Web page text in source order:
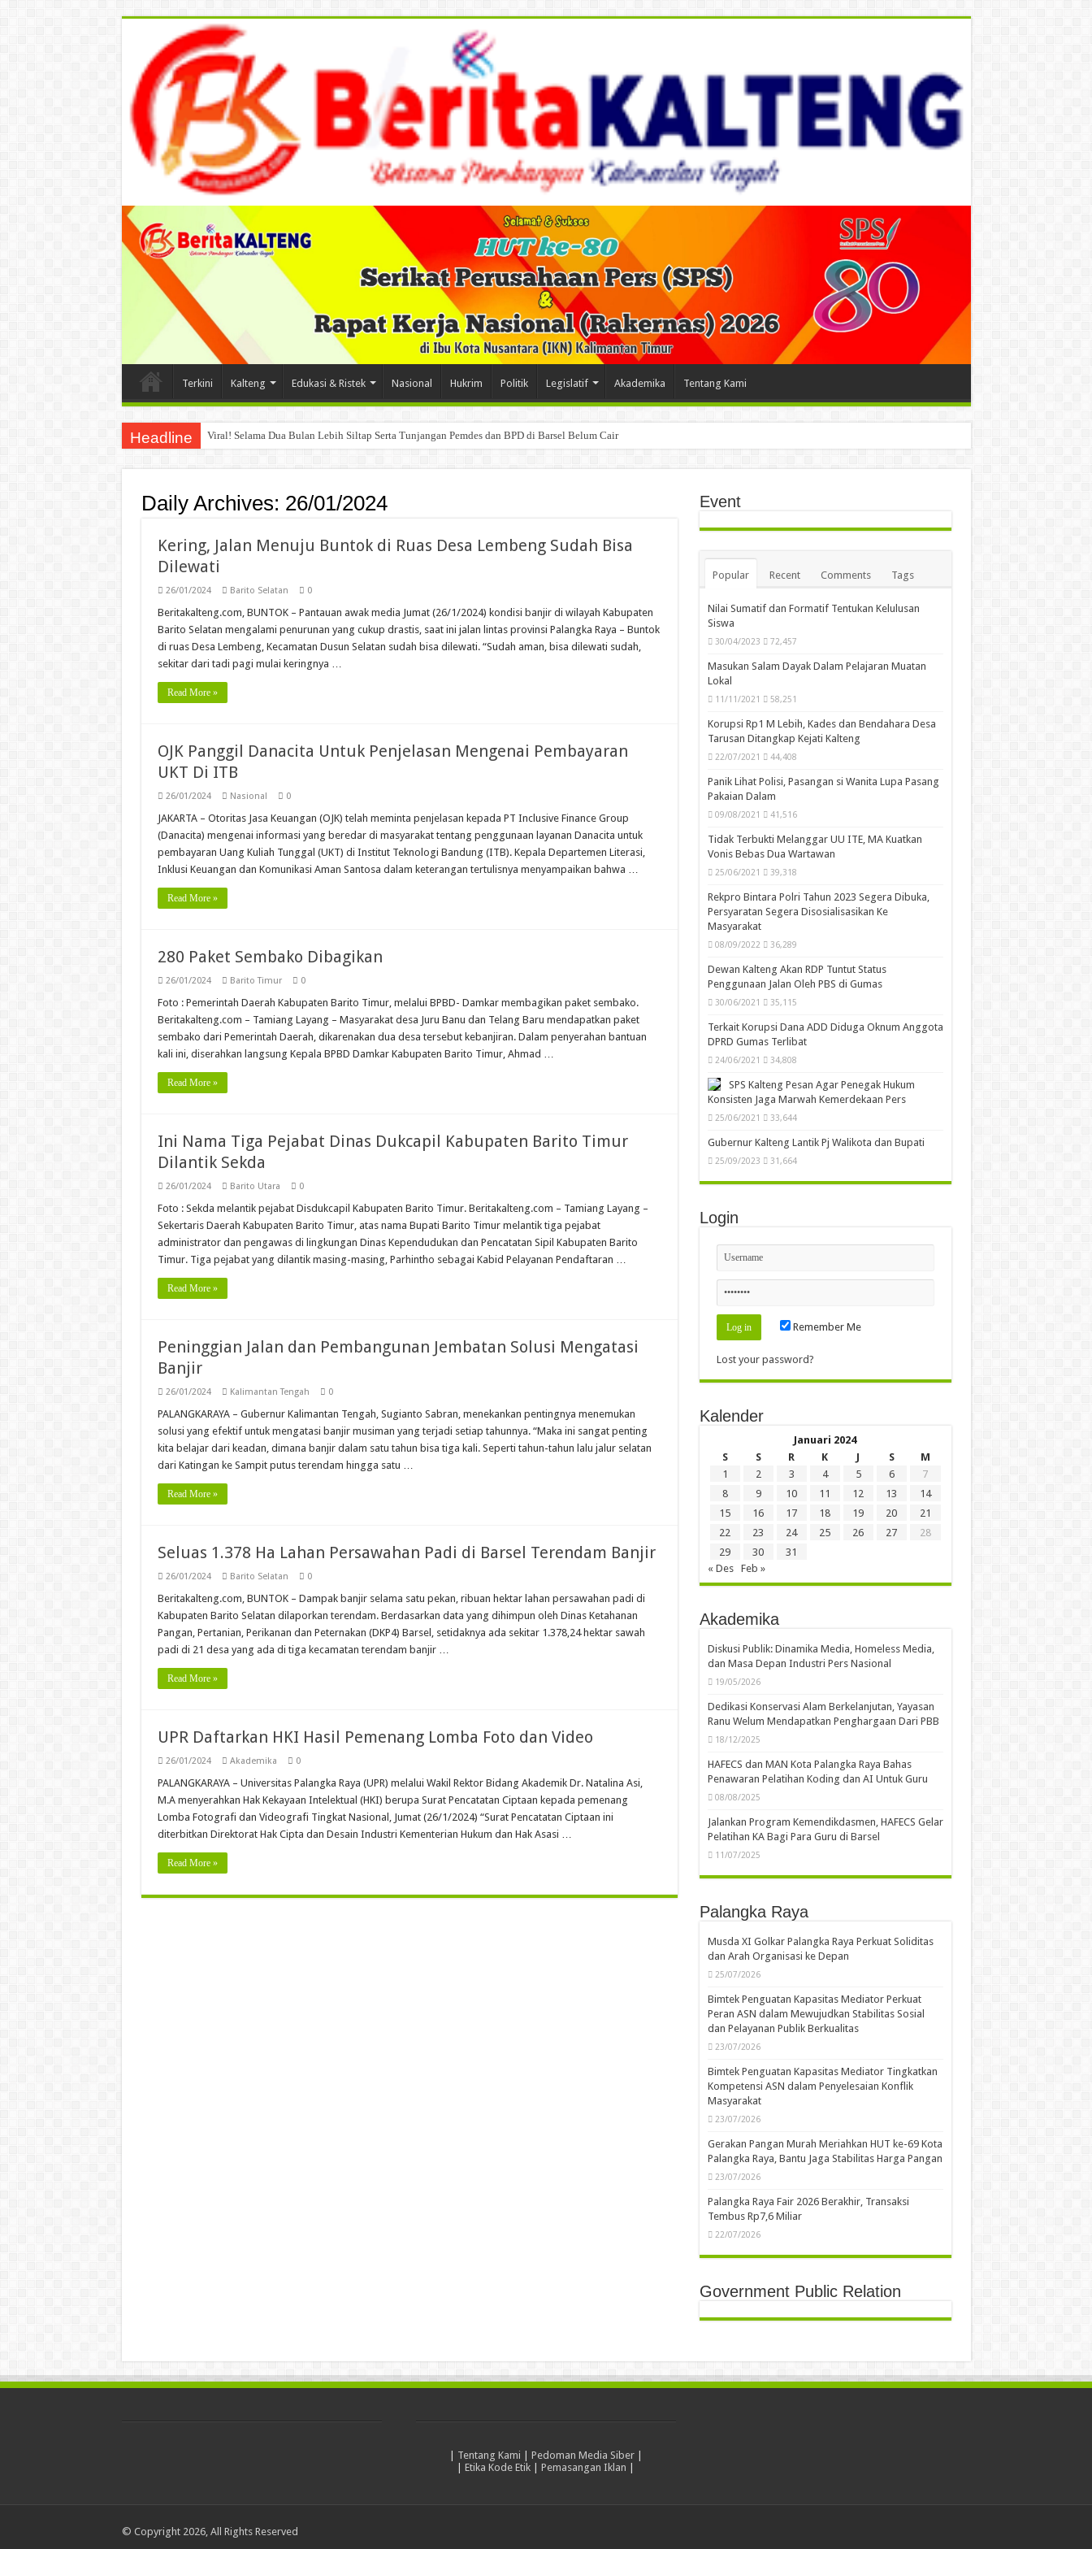
Terkini Kalteng Edukasi & Ristek Nasional Hukrim Politik Legislatif Akademika Tentang Kami
Headline Viral! Selama Dua Bulan Lebih Siltap Serta Tunjangan Pemdes dan BPD di Barsel Belum Cair
Daily Archives: 26/01/2024
Kering, Jalan Menuju Buntok di Ruas Desa Lembeng Sudah Bisa
Dilewati
26/01/2024 Barito Selatan 0
Beritakalteng.com, BUNTOK – Pantauan awak media Jumat (26/1/2024) kondisi banjir di wilayah Kabupaten
Barito Selatan mengalami penurunan yang cukup drastis, saat ini jalan lintas provinsi Palangka Raya – Buntok
di ruas Desa Lembeng, Kecamatan Dusun Selatan sudah bisa dilewati. “Sudah aman, bisa dilewati sudah,
sekitar dari tadi pagi mulai keringnya …
Read More »
OJK Panggil Danacita Untuk Penjelasan Mengenai Pembayaran
UKT Di ITB
26/01/2024 Nasional 0
JAKARTA – Otoritas Jasa Keuangan (OJK) telah meminta penjelasan kepada PT Inclusive Finance Group
(Danacita) mengenai informasi yang beredar di masyarakat tentang penggunaan layanan Danacita untuk
pembayaran Uang Kuliah Tunggal (UKT) di Institut Teknologi Bandung (ITB). Kepala Departemen Literasi,
Inklusi Keuangan dan Komunikasi Aman Santosa dalam keterangan tertulisnya menyampaikan bahwa …
Read More »
280 Paket Sembako Dibagikan
26/01/2024 Barito Timur 0
Foto : Pemerintah Daerah Kabupaten Barito Timur, melalui BPBD- Damkar membagikan paket sembako.
Beritakalteng.com – Tamiang Layang – Masyarakat desa Juru Banu dan Telang Baru mendapatkan paket
sembako dari Pemerintah Daerah, dikarenakan dua desa tersebut kebanjiran. Dalam penyerahan bantuan
kali ini, diserahkan langsung Kepala BPBD Damkar Kabupaten Barito Timur, Ahmad …
Read More »
Ini Nama Tiga Pejabat Dinas Dukcapil Kabupaten Barito Timur
Dilantik Sekda
26/01/2024 Barito Utara 0
Foto : Sekda melantik pejabat Disdukcapil Kabupaten Barito Timur. Beritakalteng.com – Tamiang Layang –
Sekertaris Daerah Kabupaten Barito Timur, atas nama Bupati Barito Timur melantik tiga pejabat
administrator dan pengawas di lingkungan Dinas Kependudukan dan Pencatatan Sipil Kabupaten Barito
Timur. Tiga pejabat yang dilantik masing-masing, Parhintho sebagai Kabid Pelayanan Pendaftaran …
Read More »
Peninggian Jalan dan Pembangunan Jembatan Solusi Mengatasi
Banjir
26/01/2024 Kalimantan Tengah 0
PALANGKARAYA – Gubernur Kalimantan Tengah, Sugianto Sabran, menekankan pentingnya menemukan
solusi yang efektif untuk mengatasi banjir musiman yang terjadi setiap tahunnya. “Maka ini sangat penting
kita belajar dari keadan, dimana banjir dalam satu tahun bisa tiga kali. Seperti tahun-tahun lalu jalur selatan
dari Katingan ke Sampit putus terendam hingga satu …
Read More »
Seluas 1.378 Ha Lahan Persawahan Padi di Barsel Terendam Banjir
26/01/2024 Barito Selatan 0
Beritakalteng.com, BUNTOK – Dampak banjir selama satu pekan, ribuan hektar lahan persawahan padi di
Kabupaten Barito Selatan dilaporkan terendam. Berdasarkan data yang dihimpun oleh Dinas Ketahanan
Pangan, Pertanian, Perikanan dan Peternakan (DKP4) Barsel, setidaknya ada sekitar 1.378,24 hektar sawah
padi di 21 desa yang ada di tiga kecamatan terendam banjir …
Read More »
UPR Daftarkan HKI Hasil Pemenang Lomba Foto dan Video
26/01/2024 Akademika 0
PALANGKARAYA – Universitas Palangka Raya (UPR) melalui Wakil Rektor Bidang Akademik Dr. Natalina Asi,
M.A menyerahkan Hak Kekayaan Intelektual (HKI) berupa Surat Pencatatan Ciptaan kepada pemenang
Lomba Fotografi dan Videografi Tingkat Nasional, Jumat (26/1/2024) “Surat Pencatatan Ciptaan ini
diterbitkan Direktorat Hak Cipta dan Desain Industri Kementerian Hukum dan Hak Asasi …
Read More »
Event
Popular Recent Comments Tags
Nilai Sumatif dan Formatif Tentukan Kelulusan
Siswa
30/04/2023 72,457
Masukan Salam Dayak Dalam Pelajaran Muatan
Lokal
11/11/2021 58,251
Korupsi Rp1 M Lebih, Kades dan Bendahara Desa
Tarusan Ditangkap Kejati Kalteng
22/07/2021 44,408
Panik Lihat Polisi, Pasangan si Wanita Lupa Pasang
Pakaian Dalam
09/08/2021 41,516
Tidak Terbukti Melanggar UU ITE, MA Kuatkan
Vonis Bebas Dua Wartawan
25/06/2021 39,318
Rekpro Bintara Polri Tahun 2023 Segera Dibuka,
Persyaratan Segera Disosialisasikan Ke
Masyarakat
08/09/2022 36,289
Dewan Kalteng Akan RDP Tuntut Status
Penggunaan Jalan Oleh PBS di Gumas
30/06/2021 35,115
Terkait Korupsi Dana ADD Diduga Oknum Anggota
DPRD Gumas Terlibat
24/06/2021 34,808
SPS Kalteng Pesan Agar Penegak Hukum
Konsisten Jaga Marwah Kemerdekaan Pers
25/06/2021 33,644
Gubernur Kalteng Lantik Pj Walikota dan Bupati
25/09/2023 31,664
Login
Remember Me
Lost your password?
Kalender
Januari 2024
S
S R K J S
M
1
2 3 4 5 6
7
8
9 10 11 12 13
14
15
16 17 18 19 20
21
22
23 24 25 26 27
28
29
30
31
« Des
Feb »
Akademika
Diskusi Publik: Dinamika Media, Homeless Media,
dan Masa Depan Industri Pers Nasional
19/05/2026
Dedikasi Konservasi Alam Berkelanjutan, Yayasan
Ranu Welum Mendapatkan Penghargaan Dari PBB
18/12/2025
HAFECS dan MAN Kota Palangka Raya Bahas
Penawaran Pelatihan Koding dan AI Untuk Guru
08/08/2025
Jalankan Program Kemendikdasmen, HAFECS Gelar
Pelatihan KA Bagi Para Guru di Barsel
11/07/2025
Palangka Raya
Musda XI Golkar Palangka Raya Perkuat Soliditas
dan Arah Organisasi ke Depan
25/07/2026
Bimtek Penguatan Kapasitas Mediator Perkuat
Peran ASN dalam Mewujudkan Stabilitas Sosial
dan Pelayanan Publik Berkualitas
23/07/2026
Bimtek Penguatan Kapasitas Mediator Tingkatkan
Kompetensi ASN dalam Penyelesaian Konflik
Masyarakat
23/07/2026
Gerakan Pangan Murah Meriahkan HUT ke-69 Kota
Palangka Raya, Bantu Jaga Stabilitas Harga Pangan
23/07/2026
Palangka Raya Fair 2026 Berakhir, Transaksi
Tembus Rp7,6 Miliar
22/07/2026
Government Public Relation
| Tentang Kami | Pedoman Media Siber|
|Etika Kode Etik |Pemasangan Iklan |
© Copyright 2026, All Rights Reserved